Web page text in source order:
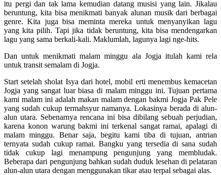
itu pergi dan tak lama kemudian datang musisi yang lain. Jikalau
beruntung, kita bisa menikmati banyak alunan musik dari berbagai
genre. Kita juga bisa meminta mereka untuk menyanyikan lagu
yang kita pilih. Tapi jika tidak beruntung, kita bisa mendengarkan
lagu yang sama berkali-kali. Maklumlah, lagunya lagi nge-hits.
Dan untuk menikmati malam minggu ala Jogja itulah kami rela
untuk transit semalam di Jogja.
Start setelah sholat Isya dari hotel, mobil erti menembus kemacetan
Jogja yang sangat luar biasa di malam minggu ini. Tujuan pertama
kami malam ini adalah makan malam dengan bakmi Jogja Pak Pele
yang sudah cukup termahsyur namanya. Lokasinya berada di alun-
alun utara. Sebenarnya rencana ini bisa dibilang sebuah perjudian,
karena konon warung bakmi ini terkenal sangat ramai, apalagi di
malam minggu. Benar saja, begitu kami tiba di tujuan, antrian
ternyata sudah cukup ramai. Bangku yang tersedia di sana sudah
tidak cukup lagi menampung pengunjung yang membludak.
Beberapa dari pengunjung bahkan sudah duduk lesehan di pelataran
alun-alun utara dengan menggunakan tikar atau terpal sebagai alas.